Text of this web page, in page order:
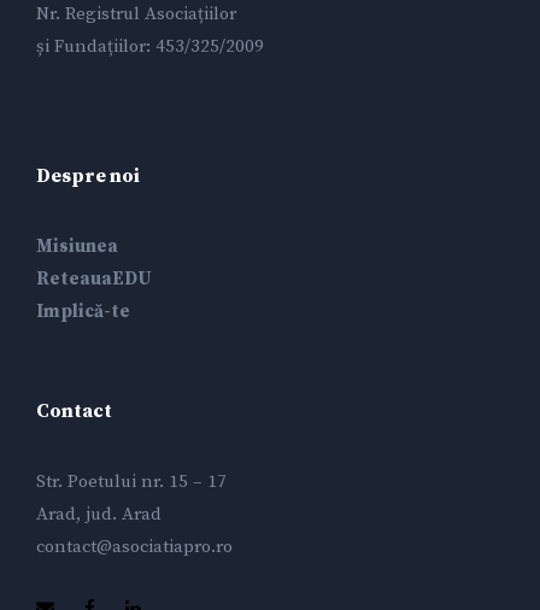
Nr. Registrul Asociațiilor
și Fundațiilor: 453/325/2009
Despre noi
Misiunea
ReteauaEDU
Implică-te
Contact
Str. Poetului nr. 15 – 17
Arad, jud. Arad
contact@asociatiapro.ro